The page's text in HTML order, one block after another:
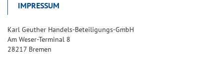
IMPRESSUM
Karl Geuther Handels-Beteiligungs-GmbH
Am Weser-Terminal 8
28217 Bremen